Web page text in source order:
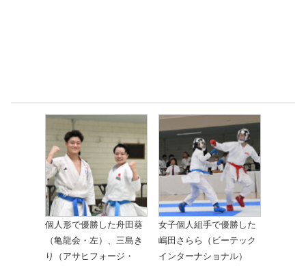
個人形で優勝した舟田葵
（亀龍会・左）、三島き
り（アサヒフォージ・
女子個人組手で優勝した
嶋田さらら（ビーテック
インターナショナル）